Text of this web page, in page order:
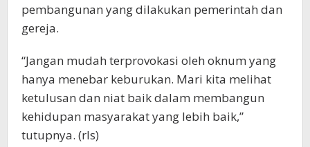
pembangunan yang dilakukan pemerintah dan
gereja.
“Jangan mudah terprovokasi oleh oknum yang
hanya menebar keburukan. Mari kita melihat
ketulusan dan niat baik dalam membangun
kehidupan masyarakat yang lebih baik,”
tutupnya. (rls)